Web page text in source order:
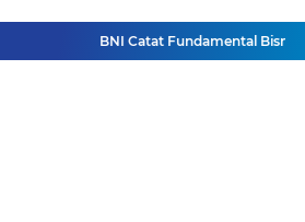
BNI Catat Fundamental Bisnis